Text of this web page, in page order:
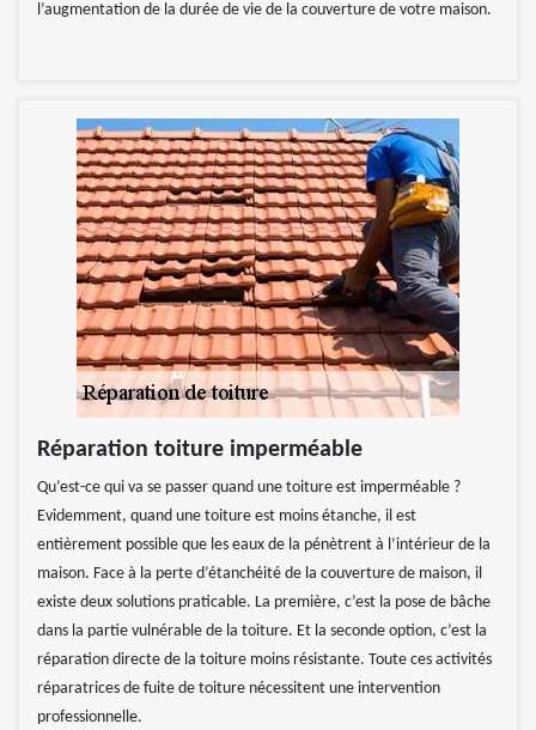
l’augmentation de la durée de vie de la couverture de votre maison.
Réparation toiture imperméable
Qu’est-ce qui va se passer quand une toiture est imperméable ?
Evidemment, quand une toiture est moins étanche, il est
entièrement possible que les eaux de la pénètrent à l’intérieur de la
maison. Face à la perte d’étanchéité de la couverture de maison, il
existe deux solutions praticable. La première, c’est la pose de bâche
dans la partie vulnérable de la toiture. Et la seconde option, c’est la
réparation directe de la toiture moins résistante. Toute ces activités
réparatrices de fuite de toiture nécessitent une intervention
professionnelle.